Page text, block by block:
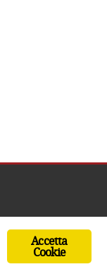
Accetta
Cookie